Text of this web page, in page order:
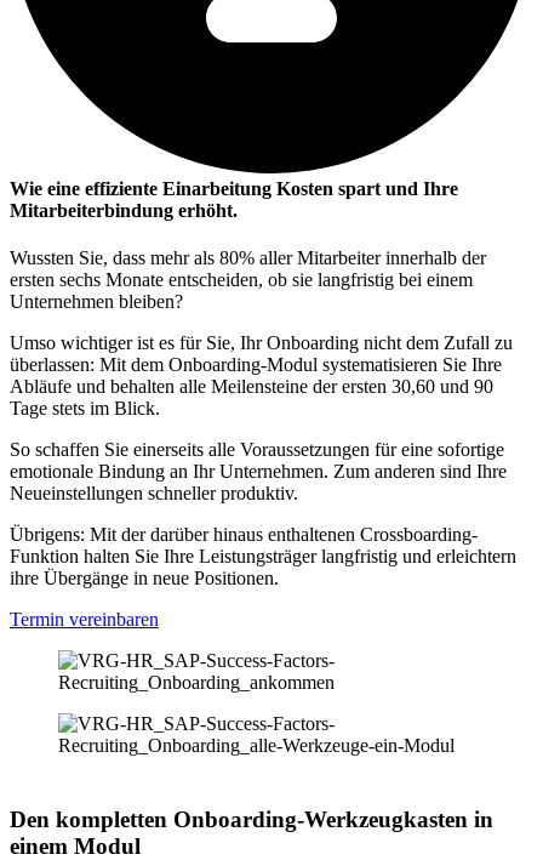
Wie eine effiziente Einarbeitung Kosten spart und Ihre
Mitarbeiterbindung erhöht.
Wussten Sie, dass mehr als 80% aller Mitarbeiter innerhalb der
ersten sechs Monate entscheiden, ob sie langfristig bei einem
Unternehmen bleiben?
Umso wichtiger ist es für Sie, Ihr Onboarding nicht dem Zufall zu
überlassen: Mit dem Onboarding-Modul systematisieren Sie Ihre
Abläufe und behalten alle Meilensteine der ersten 30,60 und 90
Tage stets im Blick.
So schaffen Sie einerseits alle Voraussetzungen für eine sofortige
emotionale Bindung an Ihr Unternehmen. Zum anderen sind Ihre
Neueinstellungen schneller produktiv.
Übrigens: Mit der darüber hinaus enthaltenen Crossboarding-
Funktion halten Sie Ihre Leistungsträger langfristig und erleichtern
ihre Übergänge in neue Positionen.
Termin vereinbaren
Den kompletten Onboarding-Werkzeugkasten in
einem Modul